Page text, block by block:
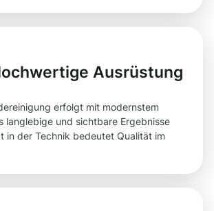
Ausrüstung
erfolgt mit modernstem
langlebige und sichtbare Ergebnisse
in der Technik bedeutet Qualität im